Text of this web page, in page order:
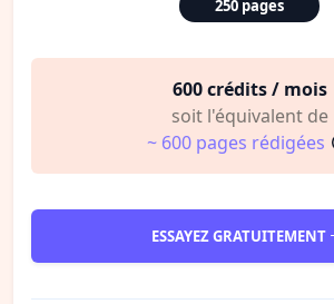
250 pages
600 crédits / mois
soit l'équivalent de
~ 600 pages rédigées
ESSAYEZ GRATUITEMENT